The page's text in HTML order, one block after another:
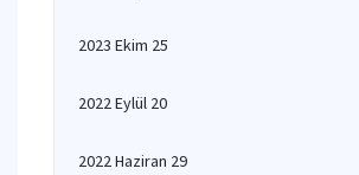
2023 Ekim 25
2022 Eylül 20
2022 Haziran 29